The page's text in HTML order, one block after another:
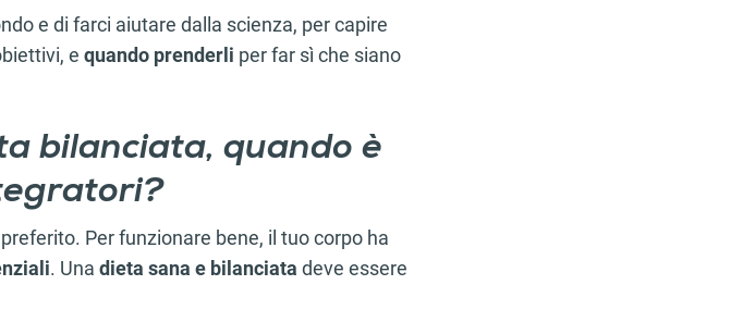
e di farci aiutare dalla scienza, per capire
e quando prenderli per far sì che siano
bilanciata, quando è
Per funzionare bene, il tuo corpo ha
. Una dieta sana e bilanciata deve essere